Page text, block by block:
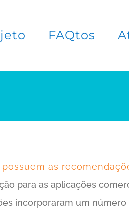
FAQtos
as
para as aplicações
incorporaram um